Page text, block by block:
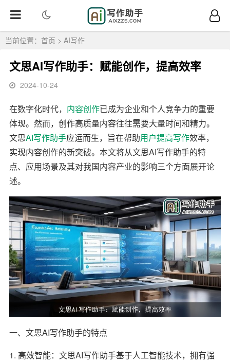
当前位置： 首页 > AI写作
文思AI写作助手：赋能创作，提高效率
2024-10-24
在数字化时代， 内容创作已成为企业和个人竞争力的重要
体现。然而，创作高质量内容往往需要大量时间和精力。
文思AI写作助手应运而生，旨在帮助用户提高写作效率，
实现内容创作的新突破。本文将从文思AI写作助手的特
点、应用场景及其对我国内容产业的影响三个方面展开论
述。
一、文思AI写作助手的特点
1. 高效智能：文思AI写作助手基于人工智能技术，拥有强